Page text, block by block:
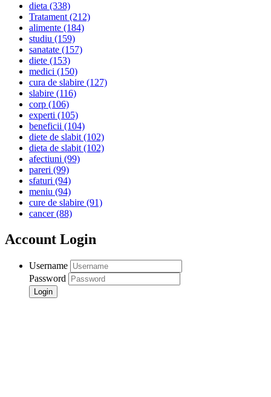
dieta (338)
Tratament(212)
alimente (184)
studiu (159)
sanatate (157)
diete (153)
medici (150)
cura de slabire (127)
slabire (116)
corp (106)
experti (105)
beneficii (104)
diete de slabit(102)
dieta de slabit(102)
afectiuni (99)
pareri (99)
sfaturi (94)
meniu (94)
cure de slabire (91)
cancer(88)
Account Login
Username
Password